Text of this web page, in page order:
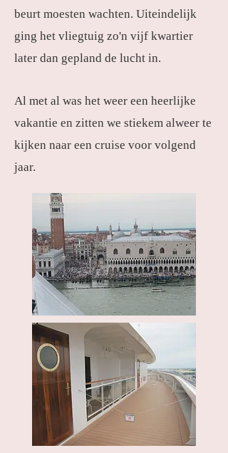
beurt moesten wachten. Uiteindelijk
ging het vliegtuig zo'n vijf kwartier
later dan gepland de lucht in.
Al met al was het weer een heerlijke
vakantie en zitten we stiekem alweer te
kijken naar een cruise voor volgend
jaar.